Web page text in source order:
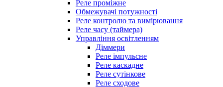
Реле проміжне
Обмежувачі потужності
Реле контролю та вимірювання
Реле часу (таймера)
Управління освітленням
Діммери
Реле імпульсне
Реле каскадне
Реле сутінкове
Реле сходове